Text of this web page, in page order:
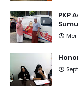
PKP
Mei